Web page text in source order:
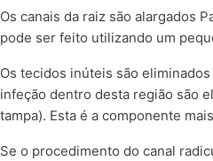
Os canais da raiz são alargados
pode ser feito utilizando um
Os tecidos inúteis são
infeção dentro desta região são
tampa). Esta é a componente
Se o procedimento do canal